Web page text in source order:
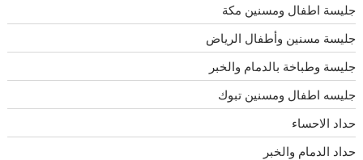
جليسة اطفال ومسنين مكة
جليسة مسنين وأطفال الرياض
جليسة وطباخة بالدمام والخبر
جليسه اطفال ومسنين تبوك
حداد الاحساء
حداد الدمام والخبر